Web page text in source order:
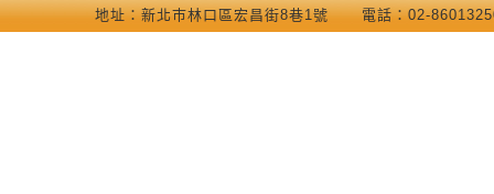
地址：新北巿林口區宏昌街8巷1號 電話：02-